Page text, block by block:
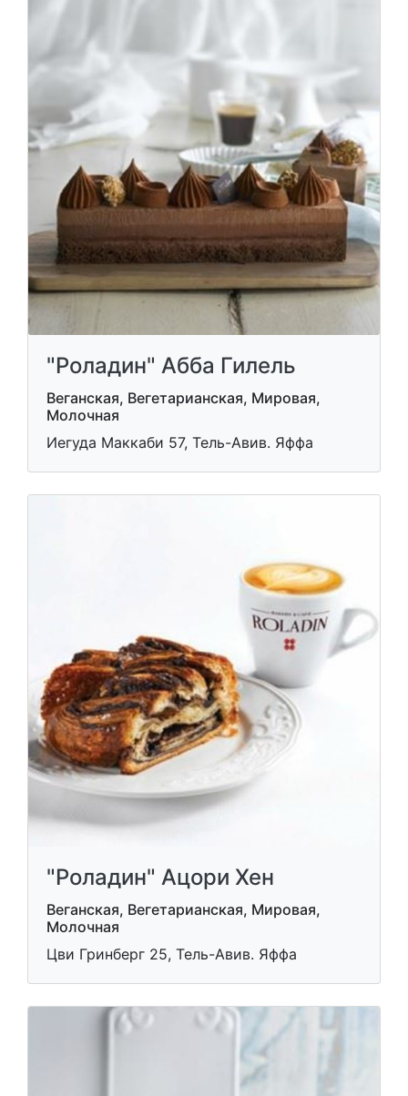
"Роладин" Абба Гилель
Веганская, Вегетарианская, Мировая,
Молочная
Иегуда Маккаби 57, Тель-Авив. Яффа
"Роладин" Ацори Хен
Веганская, Вегетарианская, Мировая,
Молочная
Цви Гринберг 25, Тель-Авив. Яффа